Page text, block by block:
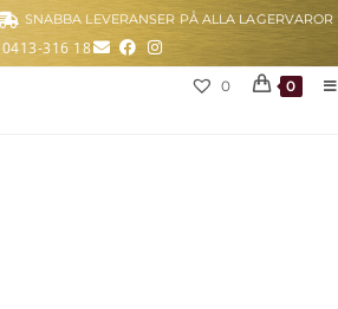
SNABBA LEVERANSER PÅ ALLA LAGERVAROR
0413-316 18
0 0